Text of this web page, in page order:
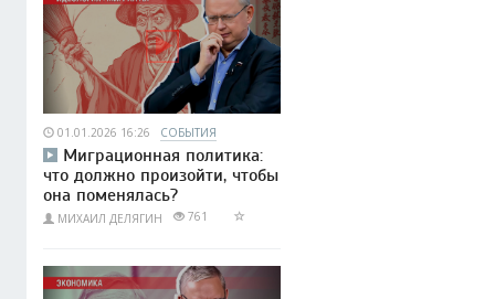
01.01.2026 16:26 СОБЫТИЯ
Миграционная политика:
что должно произойти, чтобы
она поменялась?
МИХАИЛ ДЕЛЯГИН 761